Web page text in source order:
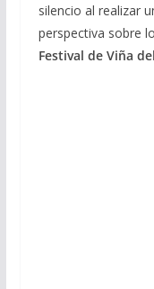
silencio al realizar
perspectiva sobre
Festival de Viña